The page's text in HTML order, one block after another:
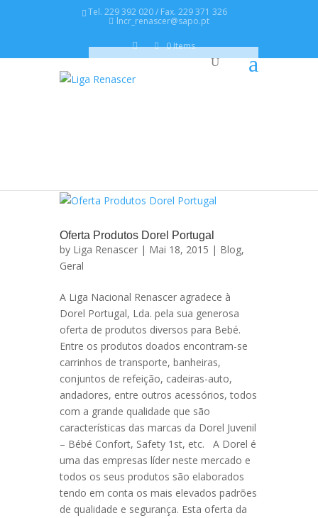
Tel. 229 392 020 / Fax. 229 371 326
lncr_renascer@sapo.pt
0 Items
Oferta Produtos Dorel Portugal
by Liga Renascer | Mai 18, 2015 | Blog,
Geral
A Liga Nacional Renascer agradece à
Dorel Portugal, Lda. pela sua generosa
oferta de produtos diversos para Bebé.
Entre os produtos doados encontram-se
carrinhos de transporte, banheiras,
conjuntos de refeição, cadeiras-auto,
andadores, entre outros acessórios, todos
com a grande qualidade que são
características das marcas da Dorel Juvenil
– Bébé Confort, Safety 1st, etc. A Dorel é
uma das empresas líder neste mercado e
todos os seus produtos são elaborados
tendo em conta os mais elevados padrões
de qualidade e segurança. Esta oferta da